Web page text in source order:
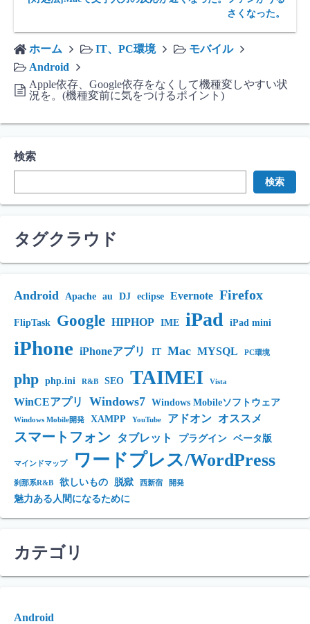
さくなった。
ホーム IT、PC環境
モバイル
Android
Apple依存、Google依存をなくして機種変しやすい状
況を。(機種変前に気をつけるポイント)
検索
検索
タグクラウド
Android Apache au DJ eclipse Evernote Firefox
FlipTask Google HIPHOP IME iPad iPad mini
iPhone iPhoneアプリ IT Mac MYSQL PC環境
php php.ini R&B SEO TAIMEI Vista
WinCEアプリ Windows7 Windows Mobileソフトウェア
Windows Mobile開発 XAMPP YouTube アドオン オススメ
スマートフォン タブレット プラグイン ベータ版
マインドマップ ワードプレス/WordPress
刹那系R&B 欲しいもの 脱獄 西新宿 開発
魅力ある人間になるために
カテゴリ
Android